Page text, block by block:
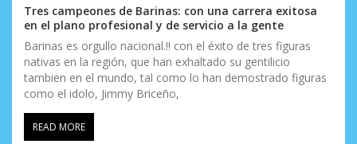
Tres campeones de Barinas: con una carrera exitosa
en el plano profesional y de servicio a la gente
Barinas es orgullo nacional.!! con el éxito de tres figuras
nativas en la región, que han exhaltado su gentilicio
tambien en el mundo, tal como lo han demostrado figuras
como el idolo, Jimmy Briceño,
READ MORE